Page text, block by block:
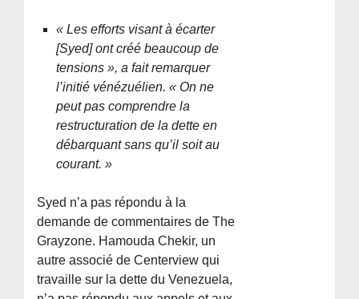
« Les efforts visant à écarter
[Syed] ont créé beaucoup de
tensions », a fait remarquer
l’initié vénézuélien. « On ne
peut pas comprendre la
restructuration de la dette en
débarquant sans qu’il soit au
courant. »
Syed n’a pas répondu à la
demande de commentaires de The
Grayzone. Hamouda Chekir, un
autre associé de Centerview qui
travaille sur la dette du Venezuela,